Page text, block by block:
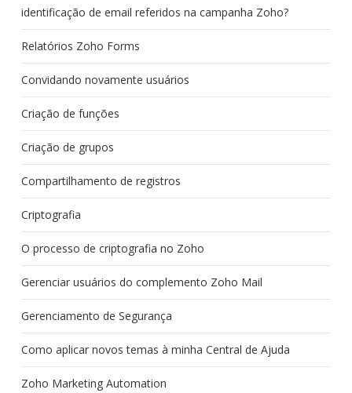
identificação de email referidos na campanha Zoho?
Relatórios Zoho Forms
Convidando novamente usuários
Criação de funções
Criação de grupos
Compartilhamento de registros
Criptografia
O processo de criptografia no Zoho
Gerenciar usuários do complemento Zoho Mail
Gerenciamento de Segurança
Como aplicar novos temas à minha Central de Ajuda
Zoho Marketing Automation